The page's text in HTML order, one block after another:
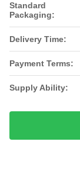
Standard
Packaging:
Delivery Time:
Payment Terms:
Supply Ability: